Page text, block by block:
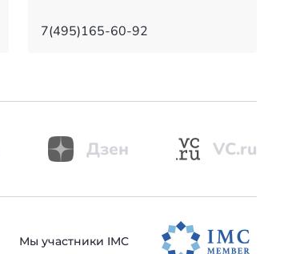
7(495)165-60-92
Дзен VC.ru
Мы участники IMC